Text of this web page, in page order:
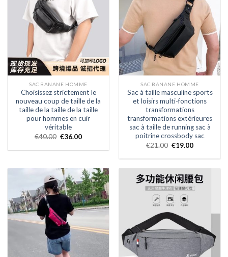
SAC BANANE HOMME
Choisissez strictement le
nouveau coup de taille de la
taille de la taille de la taille
pour hommes en cuir
véritable
€40.00 €36.00
SAC BANANE HOMME
Sac à taille masculine sports
et loisirs multi-fonctions
transformations
transformations extérieures
sac à taille de running sac à
poitrine crossbody sac
€21.00 €19.00